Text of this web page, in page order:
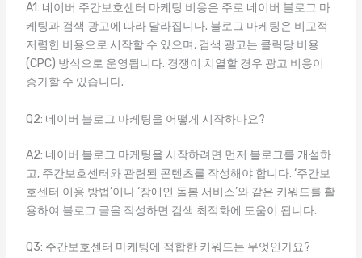
A1: 네이버 주간보호센터 마케팅 비용은 주로 네이버 블로그 마
케팅과 검색 광고에 따라 달라집니다. 블로그 마케팅은 비교적
저렴한 비용으로 시작할 수 있으며, 검색 광고는 클릭당 비용
(CPC) 방식으로 운영됩니다. 경쟁이 치열할 경우 광고 비용이
증가할 수 있습니다.
Q2: 네이버 블로그 마케팅을 어떻게 시작하나요?
A2: 네이버 블로그 마케팅을 시작하려면 먼저 블로그를 개설하
고, 주간보호센터와 관련된 콘텐츠를 작성해야 합니다. ‘주간보
호센터 이용 방법’이나 ‘장애인 돌봄 서비스’와 같은 키워드를 활
용하여 블로그 글을 작성하면 검색 최적화에 도움이 됩니다.
Q3: 주간보호센터 마케팅에 적합한 키워드는 무엇인가요?